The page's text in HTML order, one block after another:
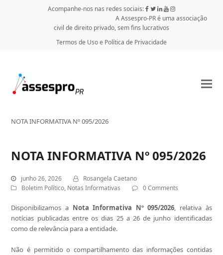
Acompanhe-nos nas redes sociais:
A Assespro-PR é uma associação
civil de direito privado, sem fins lucrativos
Termos de Uso e Política de Privacidade
NOTA INFORMATIVA Nº 095/2026
NOTA INFORMATIVA Nº 095/2026
junho 26, 2026
Rosangela Caetano
Boletim Político, Notas Informativas 0 Comments
Disponibilizamos a Nota Informativa Nº 095/2026, relativa às
notícias publicadas entre os dias 25 a 26 de junho identificadas
como de relevância para a entidade.
Não é permitido o compartilhamento das informações contidas